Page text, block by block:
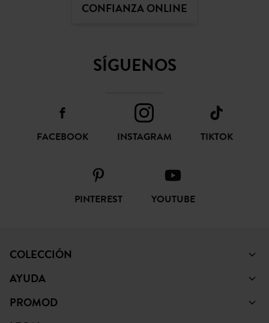
CONFIANZA ONLINE
SÍGUENOS
FACEBOOK INSTAGRAM TIKTOK
PINTEREST YOUTUBE
COLECCIÓN
AYUDA
PROMOD